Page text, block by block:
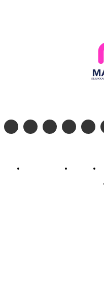
Profil Madu TV Redaksi